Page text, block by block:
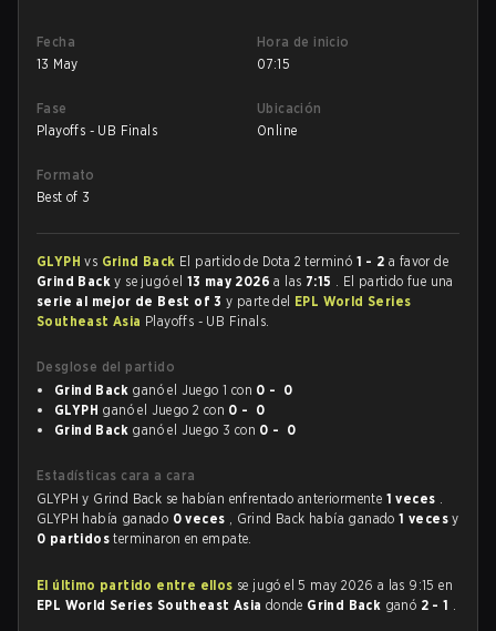
Fecha
13 May
Hora de inicio
07:15
Fase
Playoffs - UB Finals
Ubicación
Online
Formato
Best of 3
GLYPHvs Grind Back El partido de Dota 2 terminó 1 - 2 a favor de
Grind Backy se jugó el 13 may 2026a las 7:15 . El partido fue una
serie al mejor de Best of 3y parte del EPL World Series
Southeast Asia Playoffs - UB Finals.
Desglose del partido
Grind Back ganó el Juego 1 con 0 - 0
GLYPH ganó el Juego 2 con 0 - 0
Grind Back ganó el Juego 3 con 0 - 0
Estadísticas cara a cara
GLYPH y Grind Back se habían enfrentado anteriormente 1 veces .
GLYPH había ganado 0 veces , Grind Back había ganado1 vecesy
0 partidosterminaron en empate.
El último partido entre ellos se jugó el 5 may 2026 a las 9:15 en
EPL World Series Southeast Asia donde Grind Back ganó 2 - 1 .